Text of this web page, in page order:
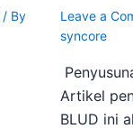
/ By
Leave a
syncore
Artikel
BLUD ini